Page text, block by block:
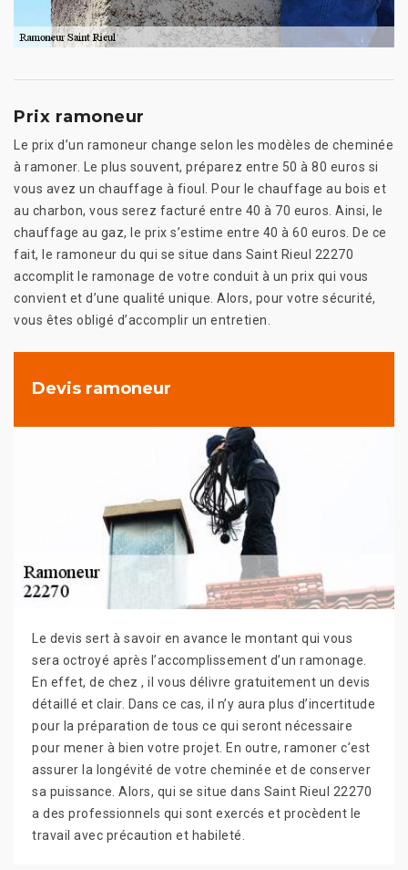
Prix ramoneur
Le prix d’un ramoneur change selon les modèles de cheminée
à ramoner. Le plus souvent, préparez entre 50 à 80 euros si
vous avez un chauffage à fioul. Pour le chauffage au bois et
au charbon, vous serez facturé entre 40 à 70 euros. Ainsi, le
chauffage au gaz, le prix s’estime entre 40 à 60 euros. De ce
fait, le ramoneur du qui se situe dans Saint Rieul 22270
accomplit le ramonage de votre conduit à un prix qui vous
convient et d’une qualité unique. Alors, pour votre sécurité,
vous êtes obligé d’accomplir un entretien.
Devis ramoneur
Le devis sert à savoir en avance le montant qui vous
sera octroyé après l’accomplissement d’un ramonage.
En effet, de chez , il vous délivre gratuitement un devis
détaillé et clair. Dans ce cas, il n’y aura plus d’incertitude
pour la préparation de tous ce qui seront nécessaire
pour mener à bien votre projet. En outre, ramoner c’est
assurer la longévité de votre cheminée et de conserver
sa puissance. Alors, qui se situe dans Saint Rieul 22270
a des professionnels qui sont exercés et procèdent le
travail avec précaution et habileté.